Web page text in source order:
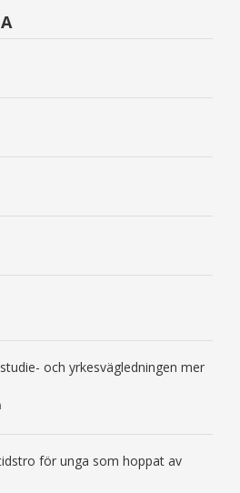
och yrkesvägledningen mer
för unga som hoppat av